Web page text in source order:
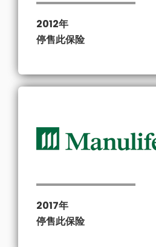
2012年
停售此保险
2017年
停售此保险